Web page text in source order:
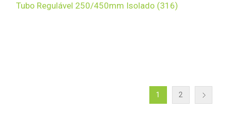
Tubo Regulável 250/450mm Isolado (316)
1 2